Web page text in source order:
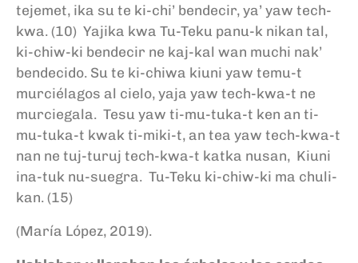
tejemet, ika su te ki-chi’ bendecir, ya’ yaw tech-
kwa. (10) Yajika kwa Tu-Teku panu-k nikan tal,
ki-chiw-ki bendecir ne kaj-kal wan muchi nak’
bendecido. Su te ki-chiwa kiuni yaw temu-t
murciélagos al cielo, yaja yaw tech-kwa-t ne
murciegala. Tesu yaw ti-mu-tuka-t ken an ti-
mu-tuka-t kwak ti-miki-t, an tea yaw tech-kwa-t
nan ne tuj-turuj tech-kwa-t katka nusan, Kiuni
ina-tuk nu-suegra. Tu-Teku ki-chiw-ki ma chuli-
kan. (15)
(María López, 2019).